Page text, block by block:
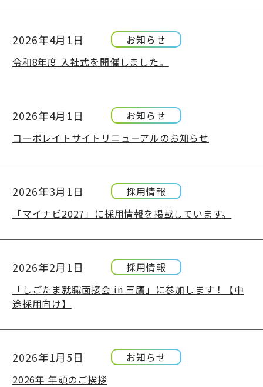
2026年4月1日
お知らせ
令和8年度 入社式を開催しました。
2026年4月1日
お知らせ
コーポレイトサイトリニューアルのお知らせ
2026年3月1日
採用情報
「マイナビ2027」に採用情報を掲載しています。
2026年2月1日
採用情報
「しごたま就職面接会 in 三鷹」に参加します！【中
途採用向け】
2026年1月5日
お知らせ
2026年 年頭のご挨拶